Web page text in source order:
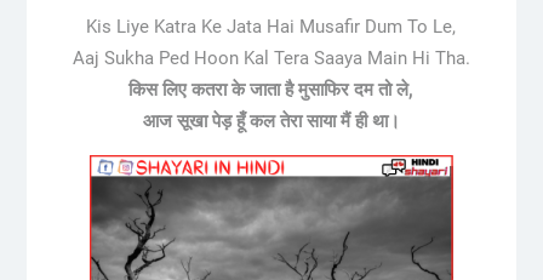
Kis Liye Katra Ke Jata Hai Musafir Dum To Le,
Aaj Sukha Ped Hoon Kal Tera Saaya Main Hi Tha.
किस लिए कतरा के जाता है मुसाफिर दम तो ले,
आज सूखा पेड़ हूँ कल तेरा साया मैं ही था।